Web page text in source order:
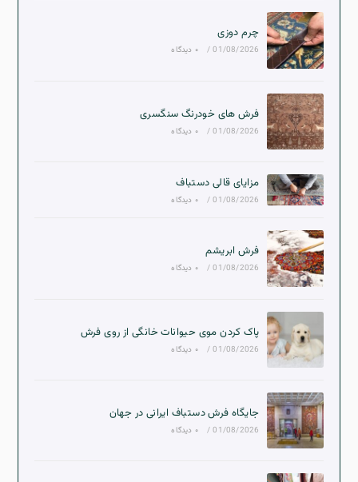
چرم دوزی
01/08/2026
/ ۰ دیدگاه
فرش های خودرنگ سنگسری
01/08/2026
/ ۰ دیدگاه
مزایای قالی دستباف
01/08/2026
/ ۰ دیدگاه
فرش ابریشم
01/08/2026
/ ۰ دیدگاه
پاک کردن موی حیوانات خانگی از روی فرش
01/08/2026
/ ۰ دیدگاه
جایگاه فرش دستباف ایرانی در جهان
01/08/2026
/ ۰ دیدگاه